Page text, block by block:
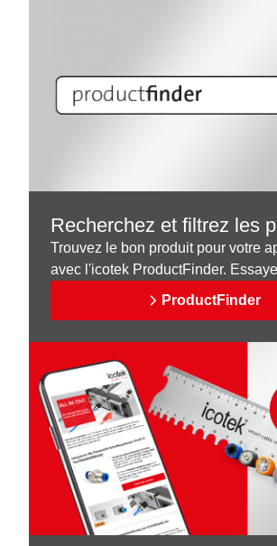
Recherchez et filtrez les
Trouvez le bon produit pour votre
avec l'icotek ProductFinder.
ProductFinder